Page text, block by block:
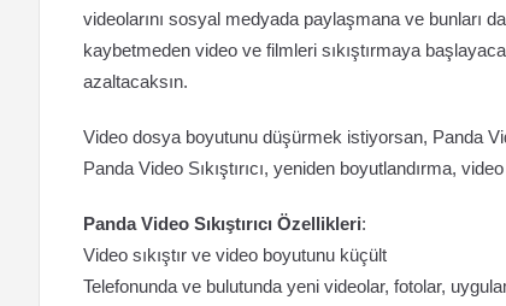
videolarını sosyal medyada paylaşmana ve bunları
kaybetmeden video ve filmleri sıkıştırmaya
azaltacaksın.
Video dosya boyutunu düşürmek istiyorsan, Panda
Panda Video Sıkıştırıcı, yeniden boyutlandırma,
Panda Video Sıkıştırıcı Özellikleri:
Video sıkıştır ve video boyutunu küçült
Telefonunda ve bulutunda yeni videolar, fotolar,